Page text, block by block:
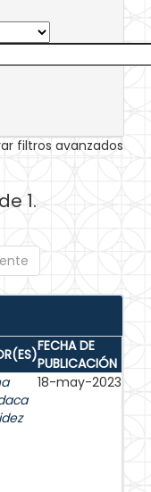
filtros avanzados
1.
FECHA DE
PUBLICACIÓN
18-may-2023